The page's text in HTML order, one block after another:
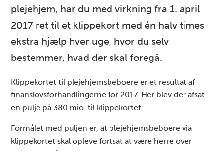
plejehjem, har du med virkning fra 1. april
2017 ret til et klippekort med én halv times
ekstra hjælp hver uge, hvor du selv
bestemmer, hvad der skal foregå.
Klippekortet til plejehjemsbeboere er et resultat af
finanslovsforhandlingerne for 2017. Her blev der afsat
en pulje på 380 mio. til klippekortet.
Formålet med puljen er, at plejehjemsbeboere via
klippekortet skal opleve fortsat at være herre over